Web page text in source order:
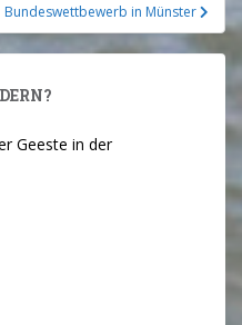
Bundeswettbewerb in Münster
Geeste in der